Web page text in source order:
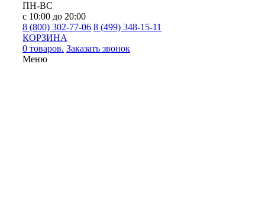
ПН-ВС
с 10:00 до 20:00
8 (800) 302-77-06 8 (499) 348-15-11
КОРЗИНА
0 товаров. Заказать звонок
Меню